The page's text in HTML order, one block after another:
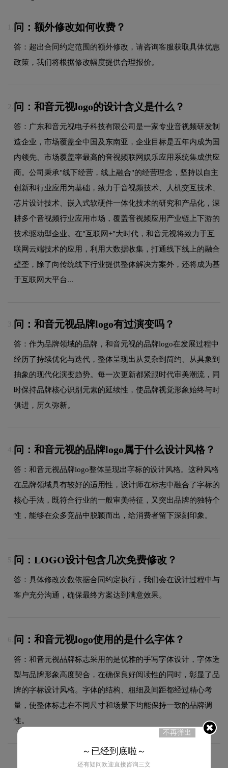
问：额外修改如何收费？
答：超出合同约定范围的额外修改，请咨询客服获取具体优惠
政策，我们将根据修改幅度提供合理报价。
2. 问：和音元视logo的设计含义是什么？
答：广东和音元视电子科技有限公司是一家专业音视频研发制
造企业，市场覆盖全中国及东南亚，企业目标是五年内成为国
内领先、市场覆盖率最高的音视频联网娱乐应用系统集成供应
商。公司秉承"线下经营，线上融合"的经营理念，坚持以自主
创新和行业应用为基础，致力于音视频技术、人机交互技术、
芯片设计技术、嵌入式软硬件一体化技术的研究和产品化，深
耕多个音视频行业应用市场，覆盖音视频应用产业链上下游的
技术驱动型企业。在"互联网+"大时代，和音元视将致力于互
联网云端技术的应用，利用大数据收集，打通线下线上的融合
壁垄，除了向传统线下行业提供整体解决方案外，还将成为基
于互联网大平台...
3. 问：和音元视品牌logo有过演变吗？
答：作为品牌领域的品牌，和音元视的品牌logo在发展过程中
经历了持续优化与迭代，整体呈现出从复杂到简约、从具象到
抽象的现代化演变趋势。每一次更新都紧跟时代审美潮流，同
时保持品牌核心识别元素的延续性，使品牌视觉形象始终与时
俱进，历久弥新。
4. 问：和音元视的品牌logo属于什么设计风格？
答：和音元视品牌logo整体呈现出字标的设计风格。这种风格
在品牌领域具有较好的适用性，设计师在标志中融合了字标的
核心手法，既符合行业的一般审美特征，又突出品牌的独特个
性，能够在众多竞品中脱颖而出，给消费者留下深刻印象。
5. 问：LOGO设计包含几次免费修改？
答：具体修改次数依据合同约定执行，我们会在设计过程中与
客户充分沟通，确保最终方案达到满意效果。
6. 问：和音元视logo使用的是什么字体？
答：和音元视品牌标志采用的是优雅的手写字体设计，字体造
型与品牌形象高度契合，在确保良好阅读性的同时，彰显了品
牌的字标设计风格。字体的结构、粗细及间距都经过精心考
量，使整体标志在不同尺寸和场景下均能保持一致的品牌调
性。
不再弹出
～已经到底啦～
还有疑问欢迎直接咨询三文